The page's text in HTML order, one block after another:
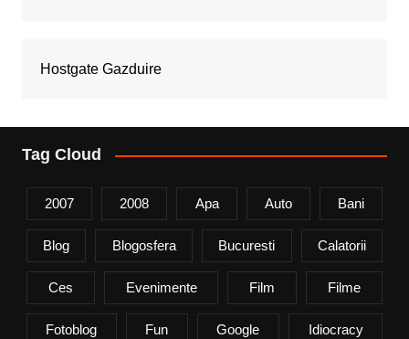
Hostgate Gazduire
Tag Cloud
2007 2008 Apa Auto Bani
Blog Blogosfera Bucuresti Calatorii
Ces Evenimente Film Filme
Fotoblog Fun Google Idiocracy